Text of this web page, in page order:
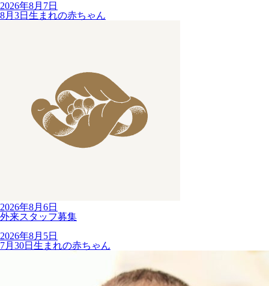
2026年8月7日
8月3日生まれの赤ちゃん
2026年8月6日
外来スタッフ募集
2026年8月5日
7月30日生まれの赤ちゃん